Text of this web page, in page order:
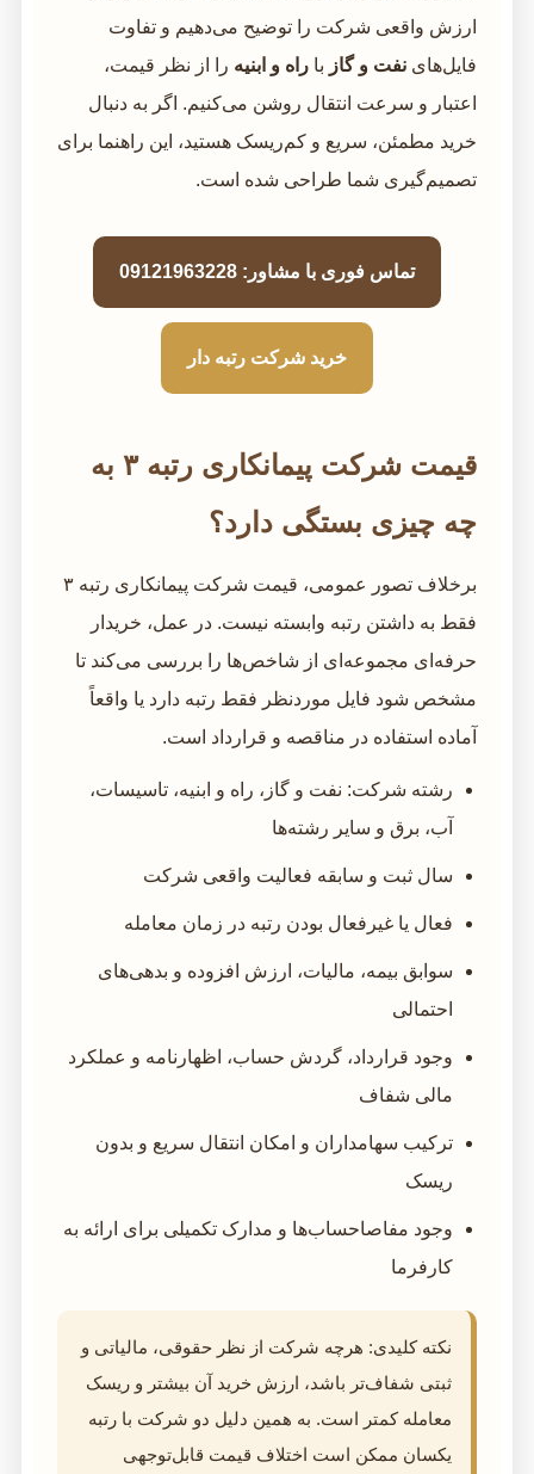
ارزش واقعی شرکت را توضیح می‌دهیم و تفاوت
فایل‌های نفت و گاز با راه و ابنیه را از نظر قیمت،
اعتبار و سرعت انتقال روشن می‌کنیم. اگر به دنبال
خرید مطمئن، سریع و کم‌ریسک هستید، این راهنما برای
تصمیم‌گیری شما طراحی شده است.
تماس فوری با مشاور: 09121963228
خرید شرکت رتبه دار
قیمت شرکت پیمانکاری رتبه ۳ به
چه چیزی بستگی دارد؟
برخلاف تصور عمومی، قیمت شرکت پیمانکاری رتبه ۳
فقط به داشتن رتبه وابسته نیست. در عمل، خریدار
حرفه‌ای مجموعه‌ای از شاخص‌ها را بررسی می‌کند تا
مشخص شود فایل موردنظر فقط رتبه دارد یا واقعاً
آماده استفاده در مناقصه و قرارداد است.
رشته شرکت: نفت و گاز، راه و ابنیه، تاسیسات،
آب، برق و سایر رشته‌ها
سال ثبت و سابقه فعالیت واقعی شرکت
فعال یا غیرفعال بودن رتبه در زمان معامله
سوابق بیمه، مالیات، ارزش افزوده و بدهی‌های
احتمالی
وجود قرارداد، گردش حساب، اظهارنامه و عملکرد
مالی شفاف
ترکیب سهامداران و امکان انتقال سریع و بدون
ریسک
وجود مفاصاحساب‌ها و مدارک تکمیلی برای ارائه به
کارفرما
نکته کلیدی: هرچه شرکت از نظر حقوقی، مالیاتی و
ثبتی شفاف‌تر باشد، ارزش خرید آن بیشتر و ریسک
معامله کمتر است. به همین دلیل دو شرکت با رتبه
یکسان ممکن است اختلاف قیمت قابل‌توجهی